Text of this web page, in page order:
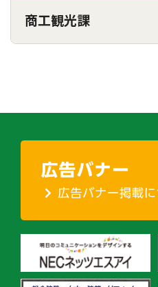
商工観光課